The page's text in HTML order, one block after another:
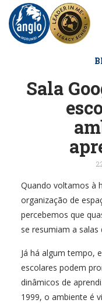
Sala
Quando voltamos à
organização de
percebemos que
se resumiam a
Já há algum tempo,
escolares podem
dinâmicos de
1999, o ambiente é